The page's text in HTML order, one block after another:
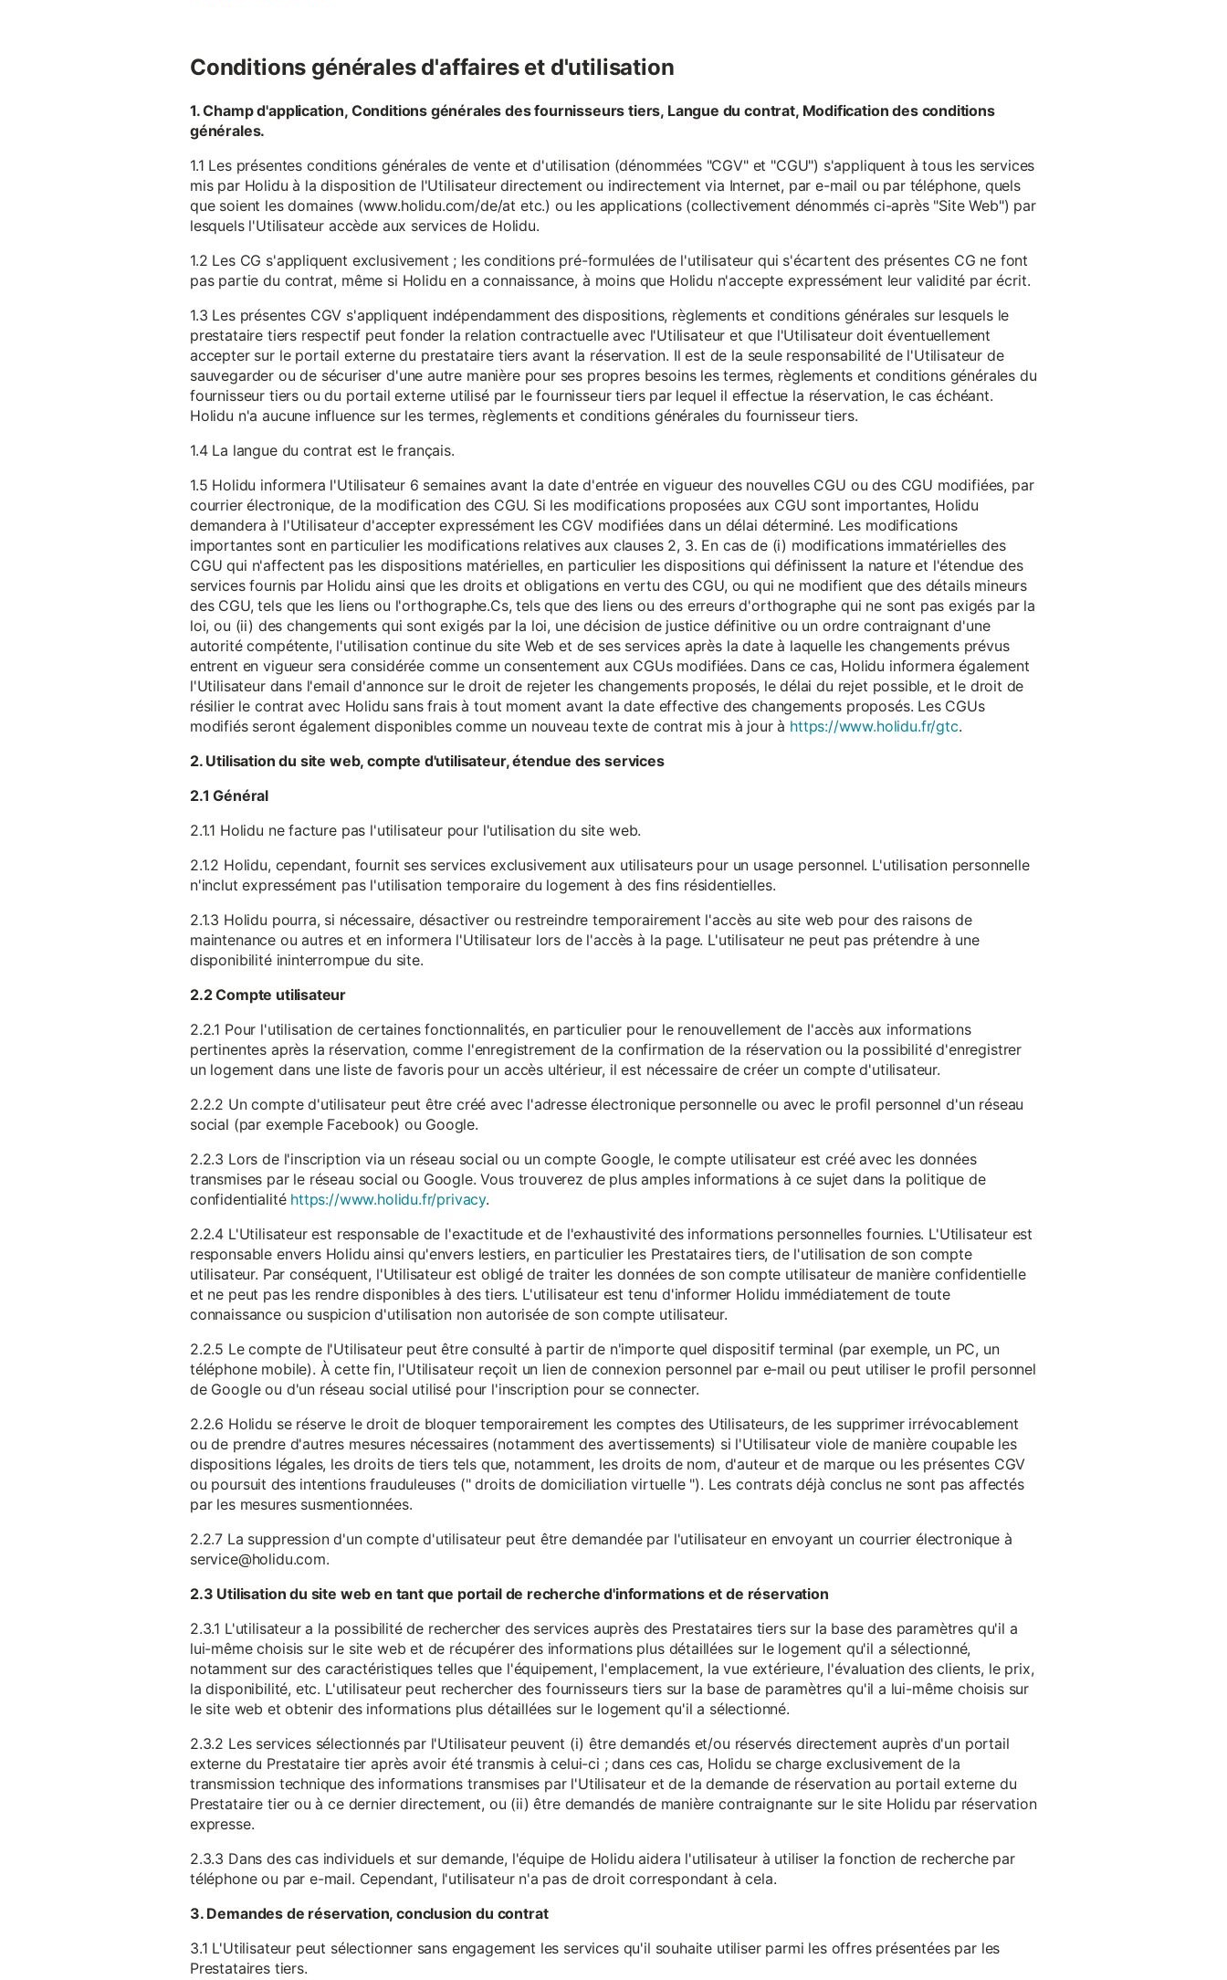
Conditions générales d'affaires et d'utilisation
1. Champ d'application, Conditions générales des fournisseurs tiers, Langue du contrat, Modification des conditions
générales.
1.1 Les présentes conditions générales de vente et d'utilisation (dénommées "CGV" et "CGU") s'appliquent à tous les services
mis par Holidu à la disposition de l'Utilisateur directement ou indirectement via Internet, par e-mail ou par téléphone, quels
que soient les domaines (www.holidu.com/de/at etc.) ou les applications (collectivement dénommés ci-après "Site Web") par
lesquels l'Utilisateur accède aux services de Holidu.
1.2 Les CG s'appliquent exclusivement ; les conditions pré-formulées de l'utilisateur qui s'écartent des présentes CG ne font
pas partie du contrat, même si Holidu en a connaissance, à moins que Holidu n'accepte expressément leur validité par écrit.
1.3 Les présentes CGV s'appliquent indépendamment des dispositions, règlements et conditions générales sur lesquels le
prestataire tiers respectif peut fonder la relation contractuelle avec l'Utilisateur et que l'Utilisateur doit éventuellement
accepter sur le portail externe du prestataire tiers avant la réservation. Il est de la seule responsabilité de l'Utilisateur de
sauvegarder ou de sécuriser d'une autre manière pour ses propres besoins les termes, règlements et conditions générales du
fournisseur tiers ou du portail externe utilisé par le fournisseur tiers par lequel il effectue la réservation, le cas échéant.
Holidu n'a aucune influence sur les termes, règlements et conditions générales du fournisseur tiers.
1.4 La langue du contrat est le français.
1.5 Holidu informera l'Utilisateur 6 semaines avant la date d'entrée en vigueur des nouvelles CGU ou des CGU modifiées, par
courrier électronique, de la modification des CGU. Si les modifications proposées aux CGU sont importantes, Holidu
demandera à l'Utilisateur d'accepter expressément les CGV modifiées dans un délai déterminé. Les modifications
importantes sont en particulier les modifications relatives aux clauses 2, 3. En cas de (i) modifications immatérielles des
CGU qui n'affectent pas les dispositions matérielles, en particulier les dispositions qui définissent la nature et l'étendue des
services fournis par Holidu ainsi que les droits et obligations en vertu des CGU, ou qui ne modifient que des détails mineurs
des CGU, tels que les liens ou l'orthographe.Cs, tels que des liens ou des erreurs d'orthographe qui ne sont pas exigés par la
loi, ou (ii) des changements qui sont exigés par la loi, une décision de justice définitive ou un ordre contraignant d'une
autorité compétente, l'utilisation continue du site Web et de ses services après la date à laquelle les changements prévus
entrent en vigueur sera considérée comme un consentement aux CGUs modifiées. Dans ce cas, Holidu informera également
l'Utilisateur dans l'email d'annonce sur le droit de rejeter les changements proposés, le délai du rejet possible, et le droit de
résilier le contrat avec Holidu sans frais à tout moment avant la date effective des changements proposés. Les CGUs
modifiés seront également disponibles comme un nouveau texte de contrat mis à jour à https://www.holidu.fr/gtc.
2. Utilisation du site web, compte d'utilisateur, étendue des services
2.1 Général
2.1.1 Holidu ne facture pas l'utilisateur pour l'utilisation du site web.
2.1.2 Holidu, cependant, fournit ses services exclusivement aux utilisateurs pour un usage personnel. L'utilisation personnelle
n'inclut expressément pas l'utilisation temporaire du logement à des fins résidentielles.
2.1.3 Holidu pourra, si nécessaire, désactiver ou restreindre temporairement l'accès au site web pour des raisons de
maintenance ou autres et en informera l'Utilisateur lors de l'accès à la page. L'utilisateur ne peut pas prétendre à une
disponibilité ininterrompue du site.
2.2 Compte utilisateur
2.2.1 Pour l'utilisation de certaines fonctionnalités, en particulier pour le renouvellement de l'accès aux informations
pertinentes après la réservation, comme l'enregistrement de la confirmation de la réservation ou la possibilité d'enregistrer
un logement dans une liste de favoris pour un accès ultérieur, il est nécessaire de créer un compte d'utilisateur.
2.2.2 Un compte d'utilisateur peut être créé avec l'adresse électronique personnelle ou avec le profil personnel d'un réseau
social (par exemple Facebook) ou Google.
2.2.3 Lors de l'inscription via un réseau social ou un compte Google, le compte utilisateur est créé avec les données
transmises par le réseau social ou Google. Vous trouverez de plus amples informations à ce sujet dans la politique de
confidentialité https://www.holidu.fr/privacy.
2.2.4 L'Utilisateur est responsable de l'exactitude et de l'exhaustivité des informations personnelles fournies. L'Utilisateur est
responsable envers Holidu ainsi qu'envers lestiers, en particulier les Prestataires tiers, de l'utilisation de son compte
utilisateur. Par conséquent, l'Utilisateur est obligé de traiter les données de son compte utilisateur de manière confidentielle
et ne peut pas les rendre disponibles à des tiers. L'utilisateur est tenu d'informer Holidu immédiatement de toute
connaissance ou suspicion d'utilisation non autorisée de son compte utilisateur.
2.2.5 Le compte de l'Utilisateur peut être consulté à partir de n'importe quel dispositif terminal (par exemple, un PC, un
téléphone mobile). À cette fin, l'Utilisateur reçoit un lien de connexion personnel par e-mail ou peut utiliser le profil personnel
de Google ou d'un réseau social utilisé pour l'inscription pour se connecter.
2.2.6 Holidu se réserve le droit de bloquer temporairement les comptes des Utilisateurs, de les supprimer irrévocablement
ou de prendre d'autres mesures nécessaires (notamment des avertissements) si l'Utilisateur viole de manière coupable les
dispositions légales, les droits de tiers tels que, notamment, les droits de nom, d'auteur et de marque ou les présentes CGV
ou poursuit des intentions frauduleuses (" droits de domiciliation virtuelle "). Les contrats déjà conclus ne sont pas affectés
par les mesures susmentionnées.
2.2.7 La suppression d'un compte d'utilisateur peut être demandée par l'utilisateur en envoyant un courrier électronique à
service@holidu.com.
2.3 Utilisation du site web en tant que portail de recherche d'informations et de réservation
2.3.1 L'utilisateur a la possibilité de rechercher des services auprès des Prestataires tiers sur la base des paramètres qu'il a
lui-même choisis sur le site web et de récupérer des informations plus détaillées sur le logement qu'il a sélectionné,
notamment sur des caractéristiques telles que l'équipement, l'emplacement, la vue extérieure, l'évaluation des clients, le prix,
la disponibilité, etc. L'utilisateur peut rechercher des fournisseurs tiers sur la base de paramètres qu'il a lui-même choisis sur
le site web et obtenir des informations plus détaillées sur le logement qu'il a sélectionné.
2.3.2 Les services sélectionnés par l'Utilisateur peuvent (i) être demandés et/ou réservés directement auprès d'un portail
externe du Prestataire tier après avoir été transmis à celui-ci ; dans ces cas, Holidu se charge exclusivement de la
transmission technique des informations transmises par l'Utilisateur et de la demande de réservation au portail externe du
Prestataire tier ou à ce dernier directement, ou (ii) être demandés de manière contraignante sur le site Holidu par réservation
expresse.
2.3.3 Dans des cas individuels et sur demande, l'équipe de Holidu aidera l'utilisateur à utiliser la fonction de recherche par
téléphone ou par e-mail. Cependant, l'utilisateur n'a pas de droit correspondant à cela.
3. Demandes de réservation, conclusion du contrat
3.1 L'Utilisateur peut sélectionner sans engagement les services qu'il souhaite utiliser parmi les offres présentées par les
Prestataires tiers.